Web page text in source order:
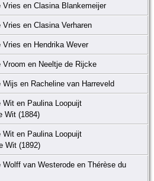
Vries en Clasina Blankemeijer
en Clasina Verharen
en Hendrika Wever
en Neeltje de Rijcke
en Racheline van Harreveld
en Paulina Loopuijt
Wit (1884)
en Paulina Loopuijt
Wit (1892)
van Westerode en Thérèse du